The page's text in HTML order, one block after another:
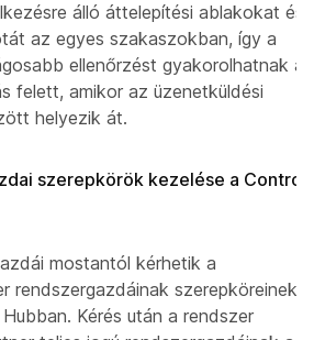
álló áttelepítési ablakokat és
az egyes szakaszokban, így a
ellenőrzést gyakorolhatnak az
felett, amikor az üzenetküldési
helyezik át.
szerepkörök kezelése a Control
mostantól kérhetik a
rendszergazdáinak szerepköreinek
Kérés után a rendszer